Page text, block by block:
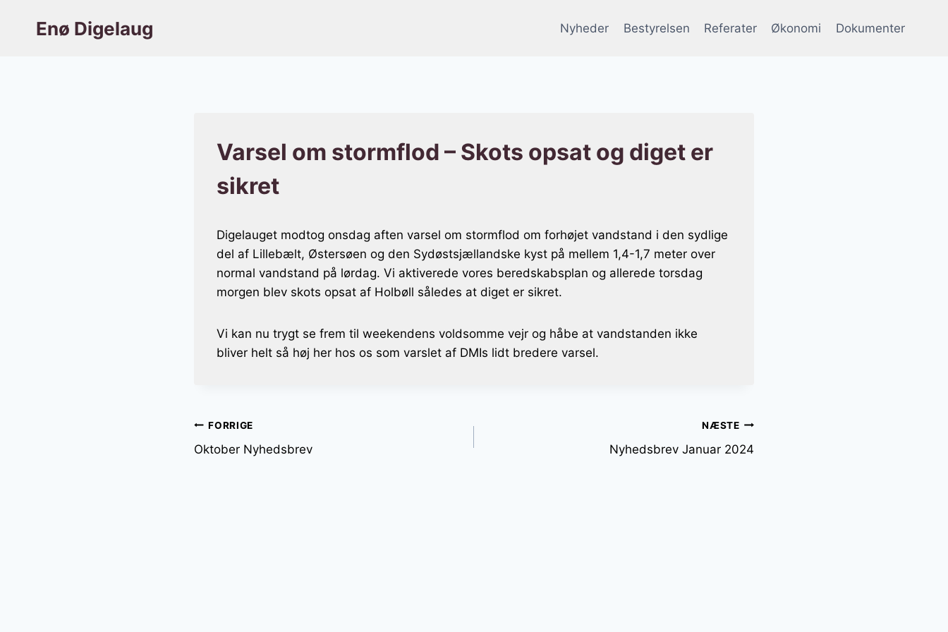
Enø Digelaug Nyheder Bestyrelsen Referater Økonomi Dokumenter
Varsel om stormflod – Skots opsat og diget er
sikret
Digelauget modtog onsdag aften varsel om stormflod om forhøjet vandstand i den sydlige
del af Lillebælt, Østersøen og den Sydøstsjællandske kyst på mellem 1,4-1,7 meter over
normal vandstand på lørdag. Vi aktiverede vores beredskabsplan og allerede torsdag
morgen blev skots opsat af Holbøll således at diget er sikret.
Vi kan nu trygt se frem til weekendens voldsomme vejr og håbe at vandstanden ikke
bliver helt så høj her hos os som varslet af DMIs lidt bredere varsel.
Indlægsnavigation
FORRIGE
Oktober Nyhedsbrev
NÆSTE
Nyhedsbrev Januar 2024